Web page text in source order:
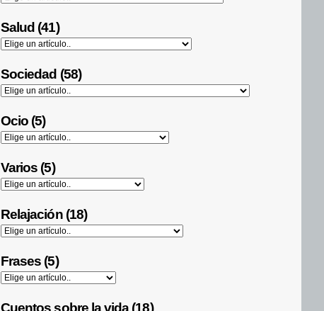
Salud (41)
Sociedad (58)
Ocio (5)
Varios (5)
Relajación (18)
Frases (5)
Cuentos sobre la vida (18)